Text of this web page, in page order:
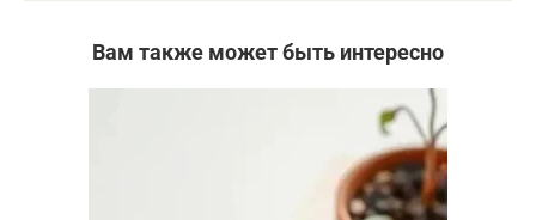
Вам также может быть интересно